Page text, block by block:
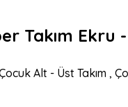
Takım Ekru -
Alt - Üst Takım ,